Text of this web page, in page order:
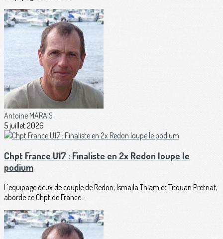
Antoine MARAIS
5 juillet 2026
Chpt France U17 : Finaliste en 2x Redon loupe le
podium
L'equipage deux de couple de Redon, Ismaïla Thiam et Titouan Pretriat,
aborde ce Chpt de France...